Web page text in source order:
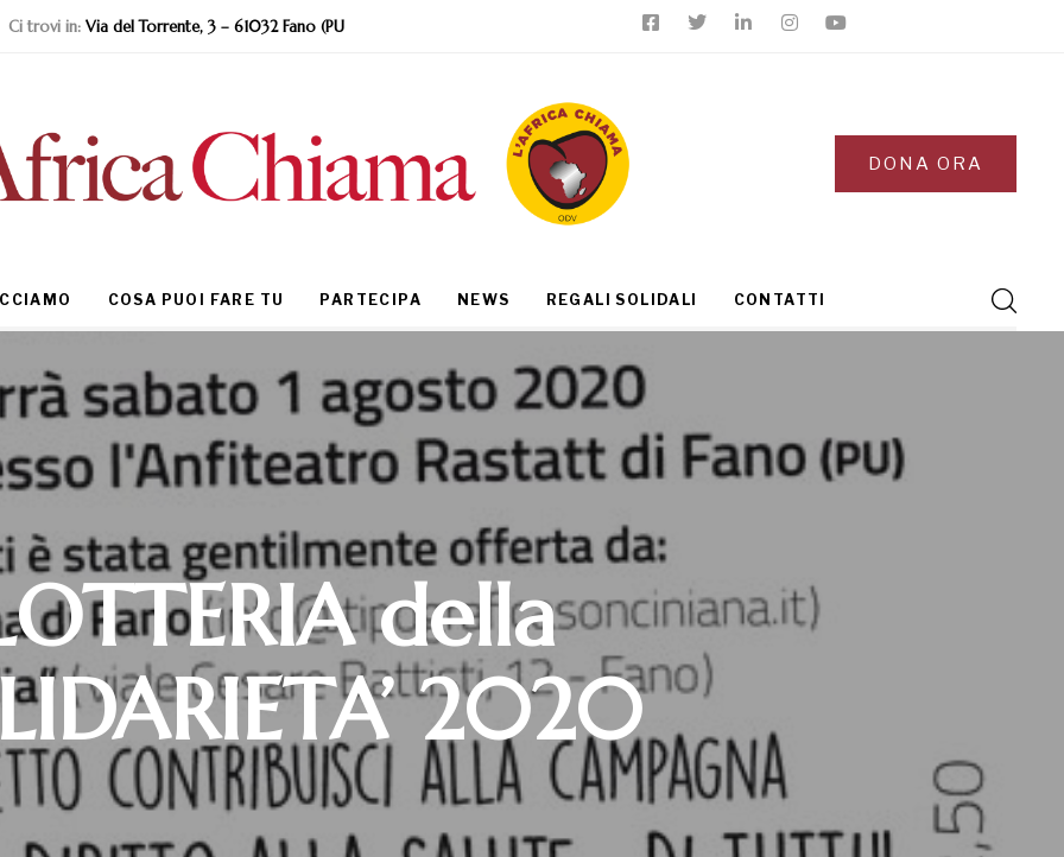
Ci trovi in: Via del Torrente, 3 – 61032 Fano (PU
DONA ORA
COSA PUOI FARE TU PARTECIPA NEWS REGALI SOLIDALI CONTATTI
della
2020